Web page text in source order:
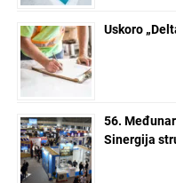
Uskoro
56.
Sinergija